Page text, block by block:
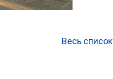
Весь список